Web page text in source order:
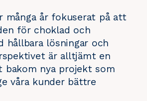
många år fokuserat på att
för choklad och
hållbara lösningar och
är alltjämt en
bakom nya projekt som
våra kunder bättre